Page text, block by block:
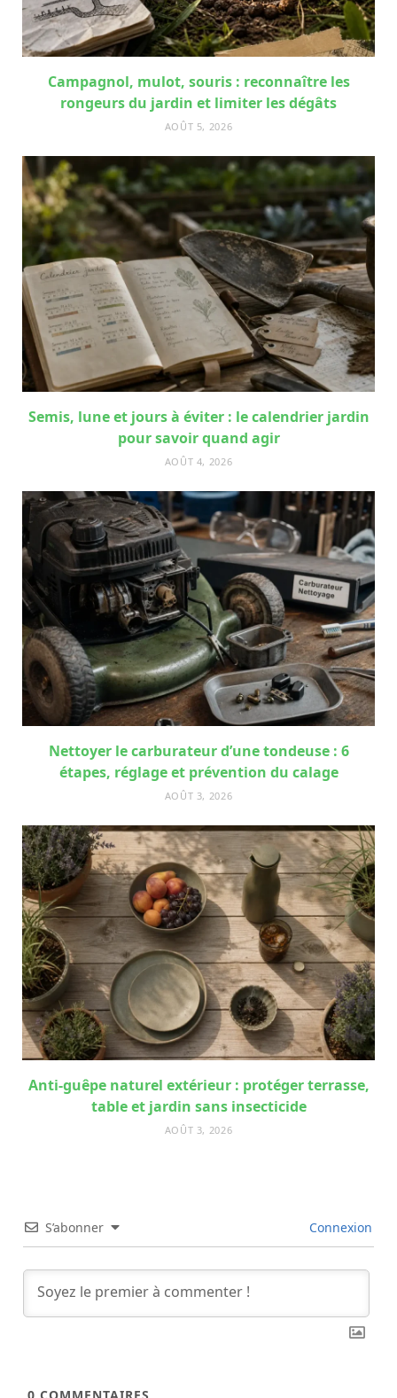
Campagnol, mulot, souris : reconnaître les
rongeurs du jardin et limiter les dégâts
AOÛT 5, 2026
Semis, lune et jours à éviter : le calendrier jardin
pour savoir quand agir
AOÛT 4, 2026
Nettoyer le carburateur d’une tondeuse : 6
étapes, réglage et prévention du calage
AOÛT 3, 2026
Anti-guêpe naturel extérieur : protéger terrasse,
table et jardin sans insecticide
AOÛT 3, 2026
S’abonner Connexion